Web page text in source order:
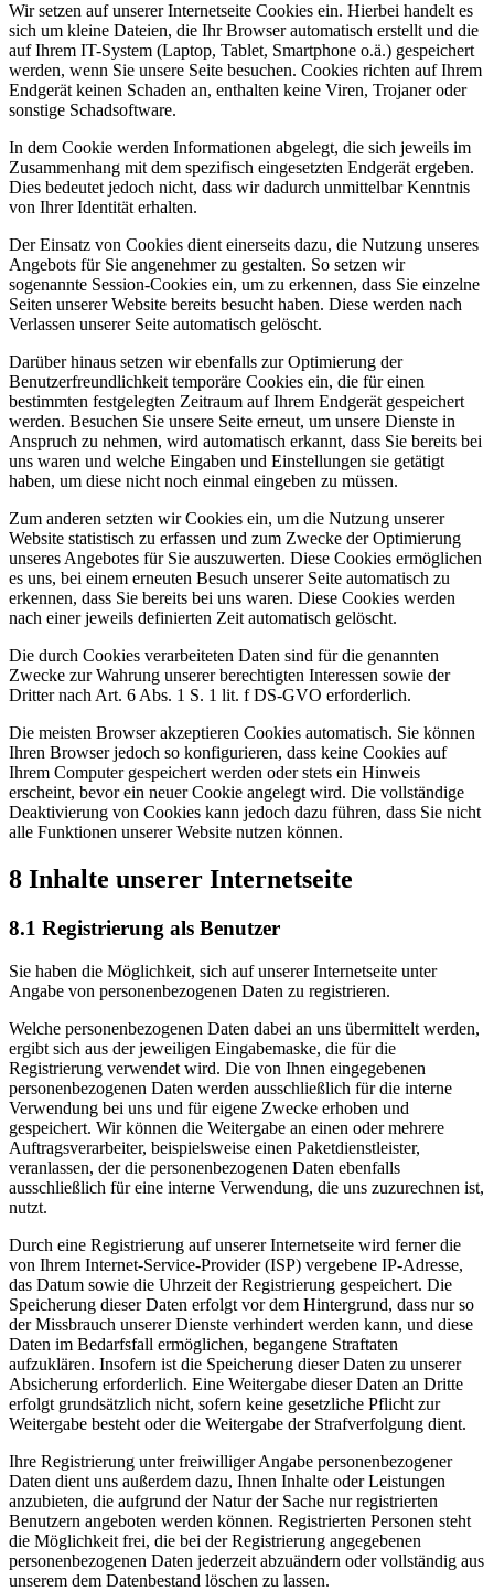
Wir setzen auf unserer Internetseite Cookies ein. Hierbei handelt es
sich um kleine Dateien, die Ihr Browser automatisch erstellt und die
auf Ihrem IT-System (Laptop, Tablet, Smartphone o.ä.) gespeichert
werden, wenn Sie unsere Seite besuchen. Cookies richten auf Ihrem
Endgerät keinen Schaden an, enthalten keine Viren, Trojaner oder
sonstige Schadsoftware.
In dem Cookie werden Informationen abgelegt, die sich jeweils im
Zusammenhang mit dem spezifisch eingesetzten Endgerät ergeben.
Dies bedeutet jedoch nicht, dass wir dadurch unmittelbar Kenntnis
von Ihrer Identität erhalten.
Der Einsatz von Cookies dient einerseits dazu, die Nutzung unseres
Angebots für Sie angenehmer zu gestalten. So setzen wir
sogenannte Session-Cookies ein, um zu erkennen, dass Sie einzelne
Seiten unserer Website bereits besucht haben. Diese werden nach
Verlassen unserer Seite automatisch gelöscht.
Darüber hinaus setzen wir ebenfalls zur Optimierung der
Benutzerfreundlichkeit temporäre Cookies ein, die für einen
bestimmten festgelegten Zeitraum auf Ihrem Endgerät gespeichert
werden. Besuchen Sie unsere Seite erneut, um unsere Dienste in
Anspruch zu nehmen, wird automatisch erkannt, dass Sie bereits bei
uns waren und welche Eingaben und Einstellungen sie getätigt
haben, um diese nicht noch einmal eingeben zu müssen.
Zum anderen setzten wir Cookies ein, um die Nutzung unserer
Website statistisch zu erfassen und zum Zwecke der Optimierung
unseres Angebotes für Sie auszuwerten. Diese Cookies ermöglichen
es uns, bei einem erneuten Besuch unserer Seite automatisch zu
erkennen, dass Sie bereits bei uns waren. Diese Cookies werden
nach einer jeweils definierten Zeit automatisch gelöscht.
Die durch Cookies verarbeiteten Daten sind für die genannten
Zwecke zur Wahrung unserer berechtigten Interessen sowie der
Dritter nach Art. 6 Abs. 1 S. 1 lit. f DS-GVO erforderlich.
Die meisten Browser akzeptieren Cookies automatisch. Sie können
Ihren Browser jedoch so konfigurieren, dass keine Cookies auf
Ihrem Computer gespeichert werden oder stets ein Hinweis
erscheint, bevor ein neuer Cookie angelegt wird. Die vollständige
Deaktivierung von Cookies kann jedoch dazu führen, dass Sie nicht
alle Funktionen unserer Website nutzen können.
8 Inhalte unserer Internetseite
8.1 Registrierung als Benutzer
Sie haben die Möglichkeit, sich auf unserer Internetseite unter
Angabe von personenbezogenen Daten zu registrieren.
Welche personenbezogenen Daten dabei an uns übermittelt werden,
ergibt sich aus der jeweiligen Eingabemaske, die für die
Registrierung verwendet wird. Die von Ihnen eingegebenen
personenbezogenen Daten werden ausschließlich für die interne
Verwendung bei uns und für eigene Zwecke erhoben und
gespeichert. Wir können die Weitergabe an einen oder mehrere
Auftragsverarbeiter, beispielsweise einen Paketdienstleister,
veranlassen, der die personenbezogenen Daten ebenfalls
ausschließlich für eine interne Verwendung, die uns zuzurechnen ist,
nutzt.
Durch eine Registrierung auf unserer Internetseite wird ferner die
von Ihrem Internet-Service-Provider (ISP) vergebene IP-Adresse,
das Datum sowie die Uhrzeit der Registrierung gespeichert. Die
Speicherung dieser Daten erfolgt vor dem Hintergrund, dass nur so
der Missbrauch unserer Dienste verhindert werden kann, und diese
Daten im Bedarfsfall ermöglichen, begangene Straftaten
aufzuklären. Insofern ist die Speicherung dieser Daten zu unserer
Absicherung erforderlich. Eine Weitergabe dieser Daten an Dritte
erfolgt grundsätzlich nicht, sofern keine gesetzliche Pflicht zur
Weitergabe besteht oder die Weitergabe der Strafverfolgung dient.
Ihre Registrierung unter freiwilliger Angabe personenbezogener
Daten dient uns außerdem dazu, Ihnen Inhalte oder Leistungen
anzubieten, die aufgrund der Natur der Sache nur registrierten
Benutzern angeboten werden können. Registrierten Personen steht
die Möglichkeit frei, die bei der Registrierung angegebenen
personenbezogenen Daten jederzeit abzuändern oder vollständig aus
unserem dem Datenbestand löschen zu lassen.